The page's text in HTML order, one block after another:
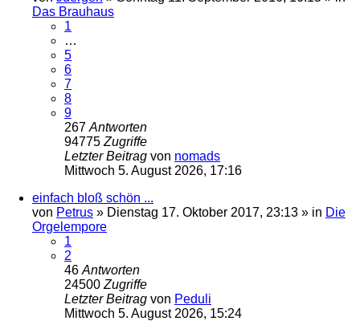
Das Brauhaus
1
…
5
6
7
8
9
267 Antworten
94775 Zugriffe
Letzter Beitrag von nomads
Mittwoch 5. August 2026, 17:16
einfach bloß schön ...
von Petrus » Dienstag 17. Oktober 2017, 23:13 » in Die
Orgelempore
1
2
46 Antworten
24500 Zugriffe
Letzter Beitrag von Peduli
Mittwoch 5. August 2026, 15:24